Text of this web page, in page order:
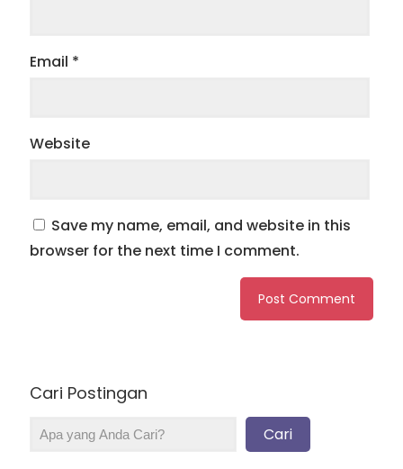
Email *
Website
Save my name, email, and website in this
browser for the next time I comment.
Cari Postingan
Cari